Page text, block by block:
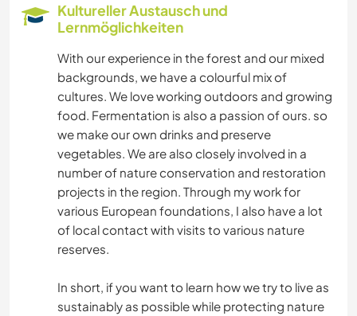
KARITATIVE ARBEITEN
SCHREIBEN
GÄRTNERN
FOTOGRAFIE
MUSIK
SPRACHEN
Kultureller Austausch und
Lernmöglichkeiten
With our experience in the forest and our mixed
backgrounds, we have a colourful mix of
cultures. We love working outdoors and growing
food. Fermentation is also a passion of ours. so
we make our own drinks and preserve
vegetables. We are also closely involved in a
number of nature conservation and restoration
projects in the region. Through my work for
various European foundations, I also have a lot
of local contact with visits to various nature
reserves.
In short, if you want to learn how we try to live as
sustainably as possible while protecting nature